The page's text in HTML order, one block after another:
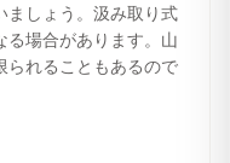
ましょう。汲み取り式
る場合があります。山
られることもあるので